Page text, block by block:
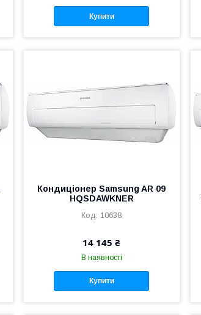
Купити
Кондиціонер Samsung AR 09
HQSDAWKNER
10638
14 145 ₴
В наявності
Купити